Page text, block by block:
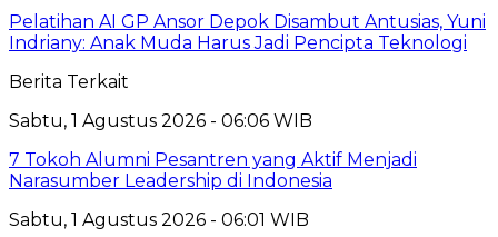
Pelatihan AI GP Ansor Depok Disambut Antusias, Yuni
Indriany: Anak Muda Harus Jadi Pencipta Teknologi
Berita Terkait
Sabtu, 1 Agustus 2026 - 06:06 WIB
7 Tokoh Alumni Pesantren yang Aktif Menjadi
Narasumber Leadership di Indonesia
Sabtu, 1 Agustus 2026 - 06:01 WIB